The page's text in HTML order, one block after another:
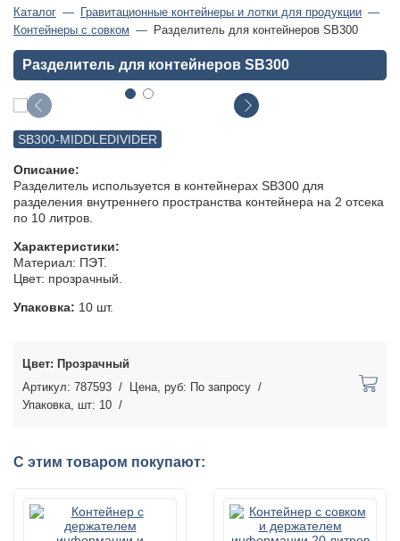
Каталог
Гравитационные контейнеры и лотки для продукции
Контейнеры с совком
Разделитель для контейнеров SB300
Разделитель для контейнеров SB300
SB300-MIDDLEDIVIDER
Описание:
Разделитель используется в контейнерах SB300 для
разделения внутреннего пространства контейнера на 2 отсека
по 10 литров.
Характеристики:
Материал: ПЭТ.
Цвет: прозрачный.
Упаковка: 10 шт.
Прозрачный
787593
По запросу
10
С этим товаром покупают: